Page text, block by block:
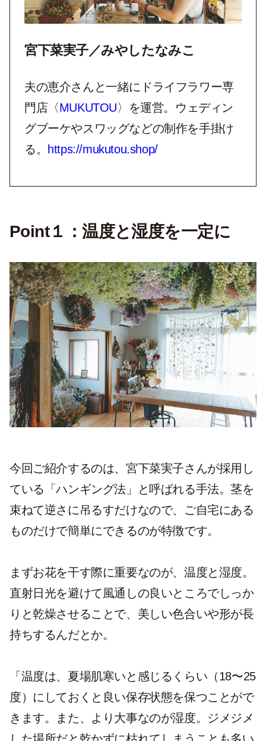
宮下菜実子／みやしたなみこ
夫の恵介さんと一緒にドライフラワー専
門店〈MUKUTOU〉を運営。ウェディン
グブーケやスワッグなどの制作を手掛け
る。
https://mukutou.shop/
Point１：温度と湿度を一定に
今回ご紹介するのは、宮下菜実子さんが採用し
ている「ハンギング法」と呼ばれる手法。茎を
束ねて逆さに吊るすだけなので、ご自宅にある
ものだけで簡単にできるのが特徴です。
まずお花を干す際に重要なのが、温度と湿度。
直射日光を避けて風通しの良いところでしっか
りと乾燥させることで、美しい色合いや形が長
持ちするんだとか。
「温度は、夏場肌寒いと感じるくらい（18〜25
度）にしておくと良い保存状態を保つことがで
きます。また、より大事なのが湿度。ジメジメ
した場所だと乾かずに枯れてしまうことも多い